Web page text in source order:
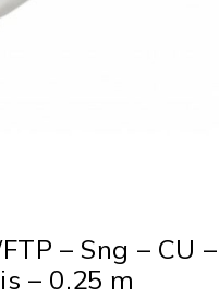
– Sng – CU –
– 0.25 m